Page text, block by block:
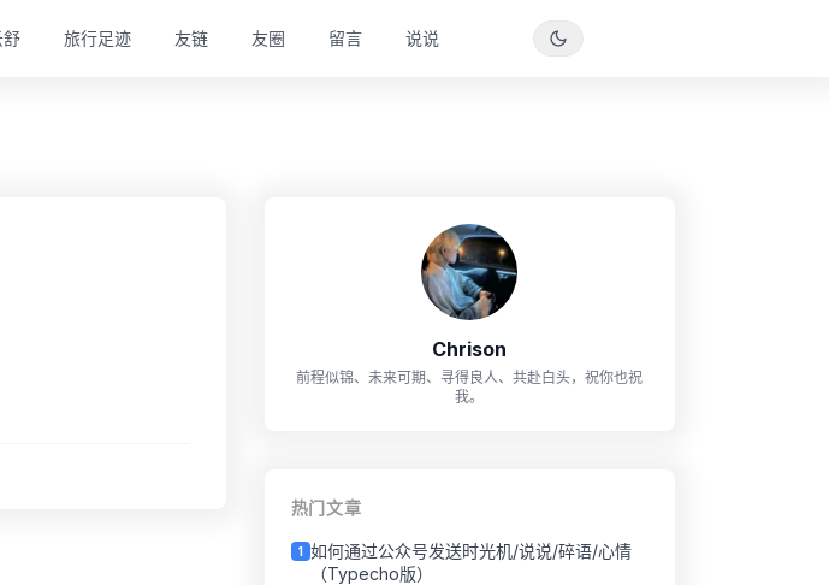
舒 旅行足迹 友链 友圈 留言 说说
Chrison
前程似锦、未来可期、寻得良人、共赴白头，祝你也祝
我。
热门文章
1 如何通过公众号发送时光机/说说/碎语/心情
（Typecho版）